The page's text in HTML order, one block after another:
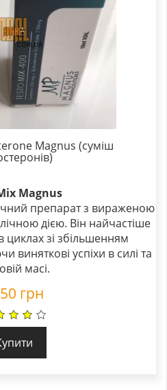
Magnus (суміш
Magnus
препарат з вираженою
дією. Він найчастіше
циклах зі збільшенням
виняткові успіхи в силі та
масі.
грн